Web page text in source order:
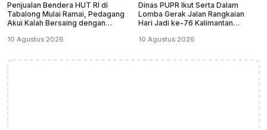
Penjualan Bendera HUT RI di
Tabalong Mulai Ramai, Pedagang
Akui Kalah Bersaing dengan
10 Agustus 2026
Dinas PUPR Ikut Serta Dalam
Lomba Gerak Jalan Rangkaian
Hari Jadi ke-76 Kalimantan
10 Agustus 2026